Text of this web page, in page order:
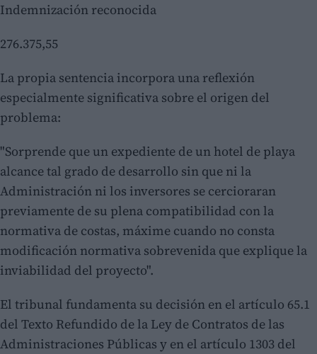
Indemnización reconocida
276.375,55
La propia sentencia incorpora una reflexión
especialmente significativa sobre el origen del
problema:
"Sorprende que un expediente de un hotel de playa
alcance tal grado de desarrollo sin que ni la
Administración ni los inversores se cercioraran
previamente de su plena compatibilidad con la
normativa de costas, máxime cuando no consta
modificación normativa sobrevenida que explique la
inviabilidad del proyecto".
El tribunal fundamenta su decisión en el artículo 65.1
del Texto Refundido de la Ley de Contratos de las
Administraciones Públicas y en el artículo 1303 del